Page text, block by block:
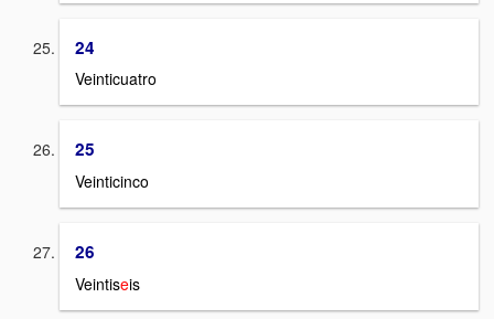
24
Veinticuatro
25
Veinticinco
26
Veintiseis